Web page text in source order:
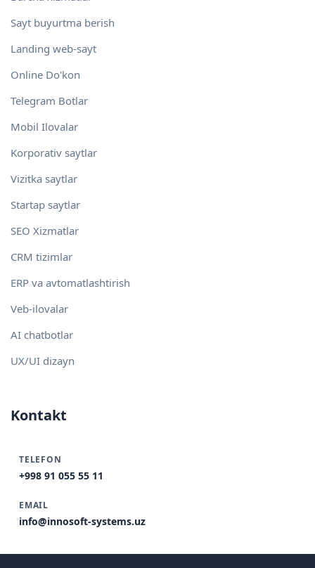
Sayt buyurtma berish
Landing web-sayt
Online Do'kon
Telegram Botlar
Mobil Ilovalar
Korporativ saytlar
Vizitka saytlar
Startap saytlar
SEO Xizmatlar
CRM tizimlar
ERP va avtomatlashtirish
Veb-ilovalar
AI chatbotlar
UX/UI dizayn
Kontakt
TELEFON
+998 91 055 55 11
EMAIL
info@innosoft-systems.uz